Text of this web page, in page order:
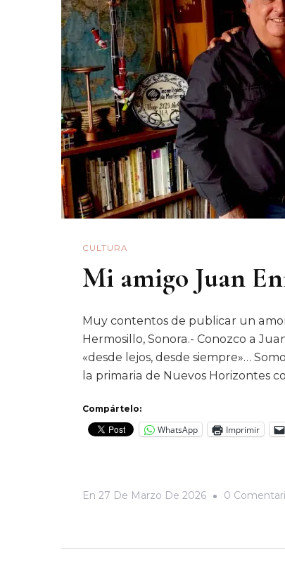
CULTURA
Mi amigo Juan
Muy contentos de publicar un
Hermosillo, Sonora.- Conozco a
«desde lejos, desde siempre»…
la primaria de Nuevos Horizontes
Compártelo:
WhatsApp Imprimir
En 27 De Marzo De 2026 0